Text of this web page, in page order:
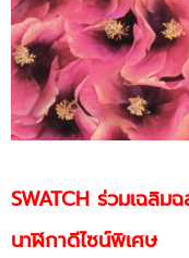
SWATCH ร่วมเฉลิม
นาฬิกาดีไซน์พิเศษ